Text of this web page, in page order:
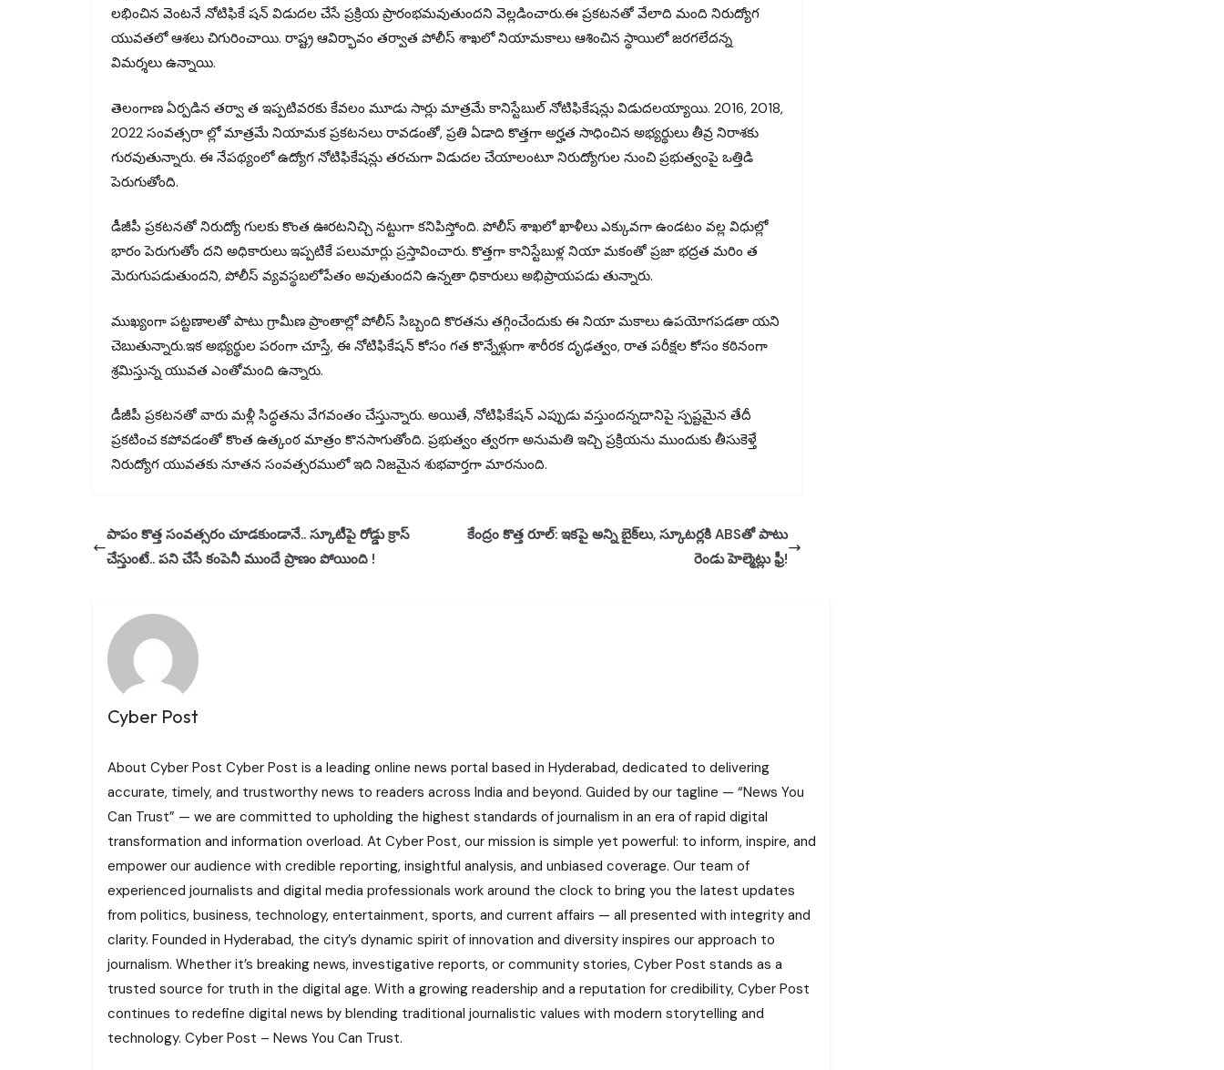
లభించిన వెంటనే నోటిఫికే షన్ విడుదల చేసే ప్రక్రియ ప్రారంభమవుతుందని వెల్లడించారు.ఈ ప్రకటనతో వేలాది మంది నిరుద్యోగ
యువతలో ఆశలు చిగురించాయి. రాష్ట్ర ఆవిర్భావం తర్వాత పోలీస్ శాఖలో నియామకాలు ఆశించిన స్థాయిలో జరగలేదన్న
విమర్శలు ఉన్నాయి.
తెలంగాణ ఏర్పడిన తర్వా త ఇప్పటివరకు కేవలం మూడు సార్లు మాత్రమే కానిస్టేబుల్ నోటిఫికేషన్లు విడుదలయ్యాయి. 2016, 2018,
2022 సంవత్సరా ల్లో మాత్రమే నియామక ప్రకటనలు రావడంతో, ప్రతి ఏడాది కొత్తగా అర్హత సాధించిన అభ్యర్థులు తీవ్ర నిరాశకు
గురవుతున్నారు. ఈ నేపథ్యంలో ఉద్యోగ నోటిఫికేషన్లు తరచుగా విడుదల చేయాలంటూ నిరుద్యోగుల నుంచి ప్రభుత్వంపై ఒత్తిడి
పెరుగుతోంది.
డీజీపీ ప్రకటనతో నిరుద్యో గులకు కొంత ఊరటనిచ్చి నట్టుగా కనిపిస్తోంది. పోలీస్ శాఖలో ఖాళీలు ఎక్కువగా ఉండటం వల్ల విధుల్లో
భారం పెరుగుతోం దని అధికారులు ఇప్పటికే పలుమార్లు ప్రస్తావించారు. కొత్తగా కానిస్టేబుళ్ల నియా మకంతో ప్రజా భద్రత మరిం త
మెరుగుపడుతుందని, పోలీస్ వ్యవస్థబలోపేతం అవుతుందని ఉన్నతా ధికారులు అభిప్రాయపడు తున్నారు.
ముఖ్యంగా పట్టణాలతో పాటు గ్రామీణ ప్రాంతాల్లో పోలీస్ సిబ్బంది కొరతను తగ్గించేందుకు ఈ నియా మకాలు ఉపయోగపడతా యని
చెబుతున్నారు.ఇక అభ్యర్థుల పరంగా చూస్తే, ఈ నోటిఫికేషన్ కోసం గత కొన్నేళ్లుగా శారీరక దృఢత్వం, రాత పరీక్షల కోసం కఠినంగా
శ్రమిస్తున్న యువత ఎంతోమంది ఉన్నారు.
డీజీపీ ప్రకటనతో వారు మళ్లీ సిద్ధతను వేగవంతం చేస్తున్నారు. అయితే, నోటిఫికేషన్ ఎప్పుడు వస్తుందన్నదానిపై స్పష్టమైన తేదీ
ప్రకటించ కపోవడంతో కొంత ఉత్కంఠ మాత్రం కొనసాగుతోంది. ప్రభుత్వం త్వరగా అనుమతి ఇచ్చి ప్రక్రియను ముందుకు తీసుకెళ్తే
నిరుద్యోగ యువతకు నూతన సంవత్సరములో ఇది నిజమైన శుభవార్తగా మారనుంది.
పాపం కొత్త సంవత్సరం చూడకుండానే.. స్కూటీపై రోడ్డు క్రాస్
చేస్తుంటే.. పని చేసే కంపెనీ ముందే ప్రాణం పోయింది !
కేంద్రం కొత్త రూల్: ఇకపై అన్ని బైక్‌లు, స్కూటర్లకి ABSతో పాటు
రెండు హెల్మెట్లు ఫ్రీ!
Cyber Post
About Cyber Post Cyber Post is a leading online news portal based in Hyderabad, dedicated to delivering
accurate, timely, and trustworthy news to readers across India and beyond. Guided by our tagline — “News You
Can Trust” — we are committed to upholding the highest standards of journalism in an era of rapid digital
transformation and information overload. At Cyber Post, our mission is simple yet powerful: to inform, inspire, and
empower our audience with credible reporting, insightful analysis, and unbiased coverage. Our team of
experienced journalists and digital media professionals work around the clock to bring you the latest updates
from politics, business, technology, entertainment, sports, and current affairs — all presented with integrity and
clarity. Founded in Hyderabad, the city’s dynamic spirit of innovation and diversity inspires our approach to
journalism. Whether it’s breaking news, investigative reports, or community stories, Cyber Post stands as a
trusted source for truth in the digital age. With a growing readership and a reputation for credibility, Cyber Post
continues to redefine digital news by blending traditional journalistic values with modern storytelling and
technology. Cyber Post – News You Can Trust.